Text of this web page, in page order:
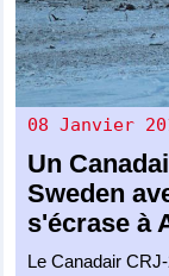
08 Janvier
Un
Sweden
s'écrase à
Le Canadair